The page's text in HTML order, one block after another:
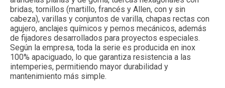
bridas, tornillos (martillo, francés y Allen, con y sin
cabeza), varillas y conjuntos de varilla, chapas rectas con
agujero, anclajes químicos y pernos mecánicos, además
de fijadores desarrollados para proyectos especiales.
Según la empresa, toda la serie es producida en inox
100% apaciguado, lo que garantiza resistencia a las
intemperies, permitiendo mayor durabilidad y
mantenimiento más simple.